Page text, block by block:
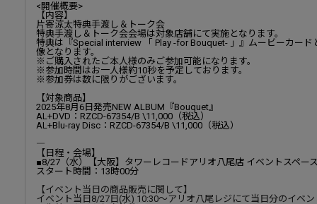
<開催概要>
【内容】
片寄涼太特典手渡し＆トーク会
特典手渡し＆トーク会会場は対象店舗にて実施となります。
特典は『Special interview 「 Play -for Bouquet- 」』ムービーカー
像となります。
※ご購入されたご本人様のみご参加可能になります。
※参加時間はお一人様約10秒を予定しております。
※参加券は数に限りがございます。
【対象商品】
2025年8月6日発売NEW ALBUM『Bouquet』
AL+DVD：RZCD-67354/B \11,000（税込）
AL+Blu-ray Disc：RZCD-67354/B \11,000（税込）
――――――――――――――――
【日程・会場】
■8/27（水）【大阪】タワーレコードアリオ八尾店 イベントスペー
スタート時間：13時00分
【イベント当日の商品販売に関して】
イベント当日8/27日(水) 10:30～アリオ八尾レジにて当日分のイベ